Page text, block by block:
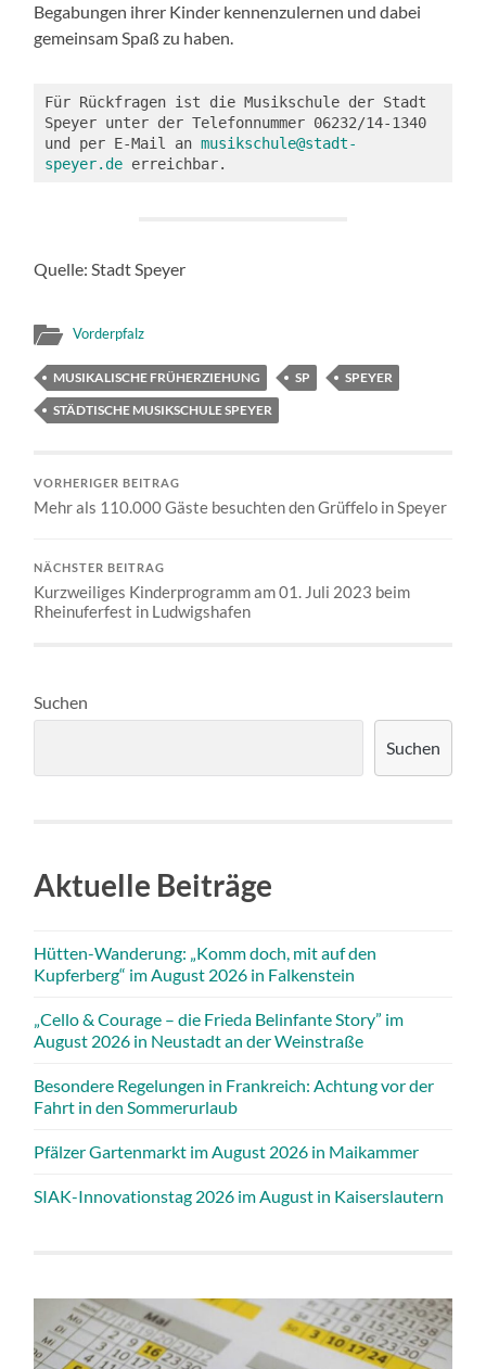
Begabungen ihrer Kinder kennenzulernen und dabei
gemeinsam Spaß zu haben.
Für Rückfragen ist die Musikschule der Stadt
Speyer unter der Telefonnummer 06232/14-1340
und per E-Mail an musikschule@stadt-
speyer.de erreichbar.
Quelle: Stadt Speyer
Vorderpfalz
MUSIKALISCHE FRÜHERZIEHUNG SP
SPEYER
STÄDTISCHE MUSIKSCHULE SPEYER
VORHERIGER BEITRAG
Mehr als 110.000 Gäste besuchten den Grüffelo in Speyer
NÄCHSTER BEITRAG
Kurzweiliges Kinderprogramm am 01. Juli 2023 beim
Rheinuferfest in Ludwigshafen
Suchen
Suchen
Aktuelle Beiträge
Hütten-Wanderung: „Komm doch, mit auf den
Kupferberg“ im August 2026 in Falkenstein
„Cello & Courage – die Frieda Belinfante Story” im
August 2026 in Neustadt an der Weinstraße
Besondere Regelungen in Frankreich: Achtung vor der
Fahrt in den Sommerurlaub
Pfälzer Gartenmarkt im August 2026 in Maikammer
SIAK-Innovationstag 2026 im August in Kaiserslautern